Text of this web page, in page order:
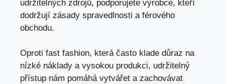
udržitelných zdrojů, podporujete výrobce, kteří
dodržují zásady spravedlnosti a férového
obchodu.
Oproti fast fashion, která často klade důraz na
nízké náklady a vysokou produkci, udržitelný
přístup nám pomáhá vytvářet a zachovávat